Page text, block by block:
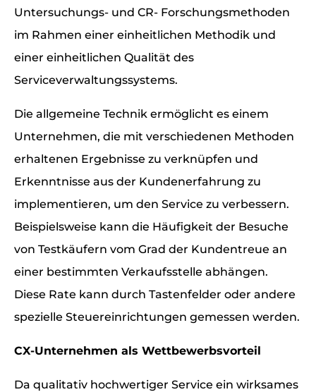
Untersuchungs- und CR- Forschungsmethoden
im Rahmen einer einheitlichen Methodik und
einer einheitlichen Qualität des
Serviceverwaltungssystems.
Die allgemeine Technik ermöglicht es einem
Unternehmen, die mit verschiedenen Methoden
erhaltenen Ergebnisse zu verknüpfen und
Erkenntnisse aus der Kundenerfahrung zu
implementieren, um den Service zu verbessern.
Beispielsweise kann die Häufigkeit der Besuche
von Testkäufern vom Grad der Kundentreue an
einer bestimmten Verkaufsstelle abhängen.
Diese Rate kann durch Tastenfelder oder andere
spezielle Steuereinrichtungen gemessen werden.
CX-Unternehmen als Wettbewerbsvorteil
Da qualitativ hochwertiger Service ein wirksames